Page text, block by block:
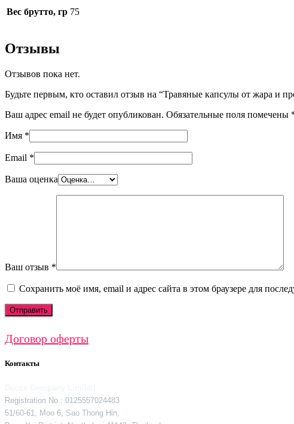
Вес брутто, гр 75
Отзывы
Отзывов пока нет.
Будьте первым, кто оставил отзыв на “Травяные капсулы от жара и
Ваш адрес email не будет опубликован. Обязательные поля помечены
Имя *
Email *
Ваша оценка
Ваш отзыв *
Сохранить моё имя, email и адрес сайта в этом браузере для
Договор оферты
Контакты
Registration No.: 0125557024483
51/60-61, Moo 6, Sao Thong Hin,